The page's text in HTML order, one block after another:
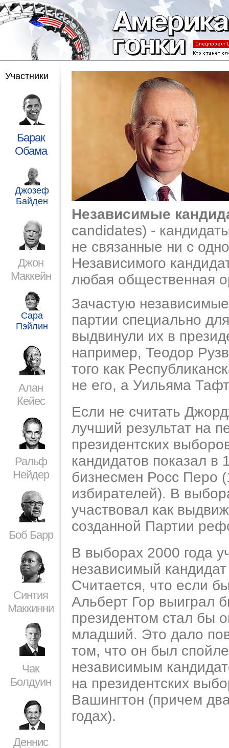
Участники
Барак
Обама
Джозеф
Байден
Джон
Маккейн
Сара
Пэйлин
Алан
Кейес
Ральф
Нейдер
Боб Барр
Синтия
Маккинни
Чак
Болдуин
Деннис
Независимые
candidates) -
не связанные ни с
Независимого
любая общественная
Зачастую
партии специально
выдвинули их в
например, Теодор
того как
не его, а Уильяма
Если не считать
лучший результат на
президентских
кандидатов показал в
бизнесмен Росс Перо
избирателей). В
участвовал как
созданной Партии
В выборах 2000 года
независимый
Считается, что если
Альберт Гор выиграл
президентом стал бы
младший. Это дало
том, что он был
независимым
на президентских
Вашингтон (причем
годах).